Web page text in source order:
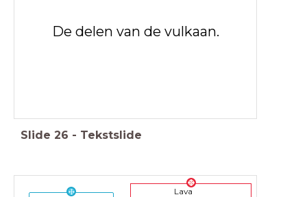
De delen van de vulkaan.
Slide 26 - Tekstslide
Lava